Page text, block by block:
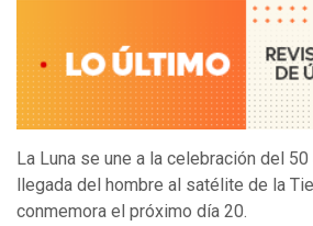
La Luna se une a la celebración del
llegada del hombre al satélite de la
conmemora el próximo día 20.